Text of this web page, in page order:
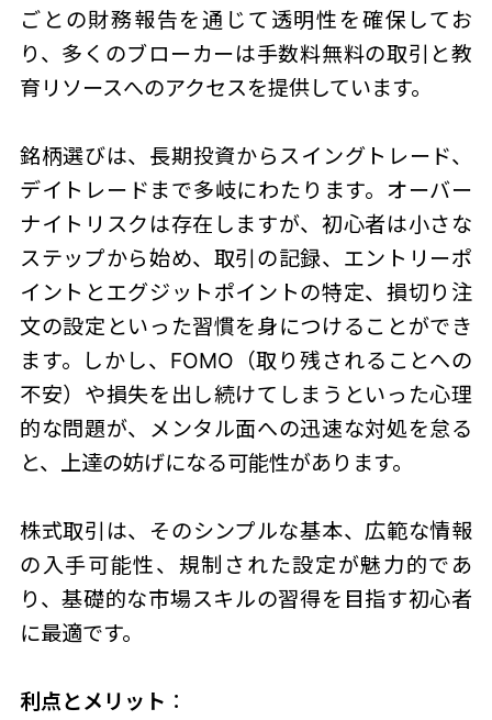
ごとの財務報告を通じて透明性を確保してお
り、多くのブローカーは手数料無料の取引と教
育リソースへのアクセスを提供しています。
銘柄選びは、長期投資からスイングトレード、
デイトレードまで多岐にわたります。オーバー
ナイトリスクは存在しますが、初心者は小さな
ステップから始め、取引の記録、エントリーポ
イントとエグジットポイントの特定、損切り注
文の設定といった習慣を身につけることができ
ます。しかし、FOMO（取り残されることへの
不安）や損失を出し続けてしまうといった心理
的な問題が、メンタル面への迅速な対処を怠る
と、上達の妨げになる可能性があります。
株式取引は、そのシンプルな基本、広範な情報
の入手可能性、規制された設定が魅力的であ
り、基礎的な市場スキルの習得を目指す初心者
に最適です。
利点とメリット ：